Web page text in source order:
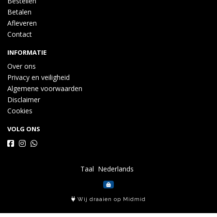
Betalen
Afleveren
Contact
INFORMATIE
Over ons
Privacy en veiligheid
Algemene voorwaarden
Disclaimer
Cookies
VOLG ONS
Taal
Wij draaien op Midmid